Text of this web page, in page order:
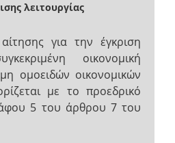
λειτουργίας
για την έγκριση
οικονομική
ομοειδών οικονομικών
με το προεδρικό
5 του άρθρου 7 του